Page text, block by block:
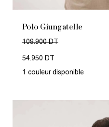
Polo Giungatelle
109.900 DT
54.950 DT
1 couleur disponible